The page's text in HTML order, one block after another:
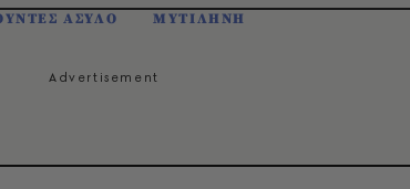
ΑΣΥΛΟ ΜΥΤΙΛΗΝΗ